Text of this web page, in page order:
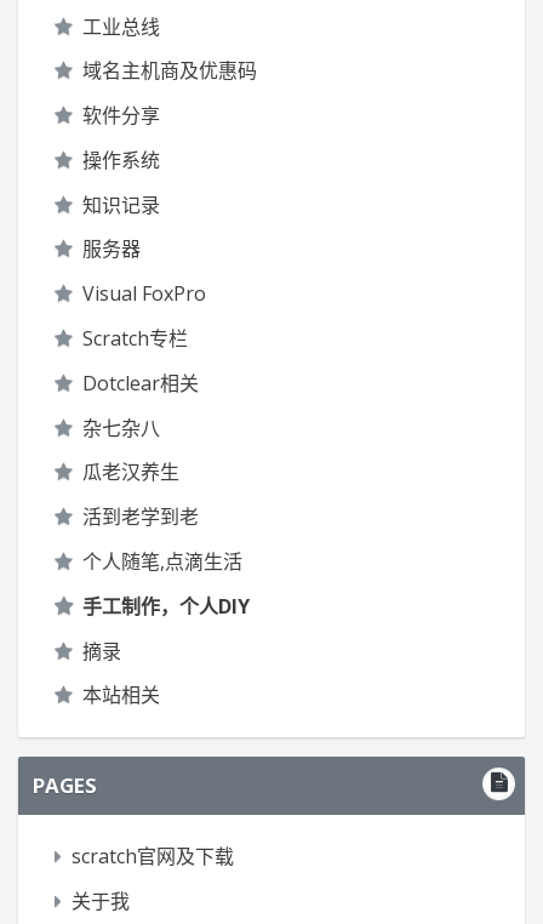
工业总线
域名主机商及优惠码
软件分享
操作系统
知识记录
服务器
Visual FoxPro
Scratch专栏
Dotclear相关
杂七杂八
瓜老汉养生
活到老学到老
个人随笔,点滴生活
手工制作，个人DIY
摘录
本站相关
PAGES
scratch官网及下载
关于我